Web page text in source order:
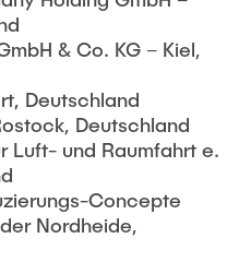
& Co. KG – Kiel,
Deutschland
Deutschland
Luft- und Raumfahrt e.
Concepte
Nordheide,